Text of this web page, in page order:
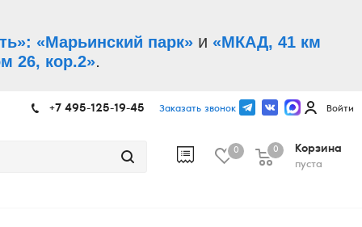
«Марьинский парк» и «МКАД, 41 км
26, кор.2».
+7 495-125-19-45 Заказать звонок Войти
0
Корзина
пуста
0